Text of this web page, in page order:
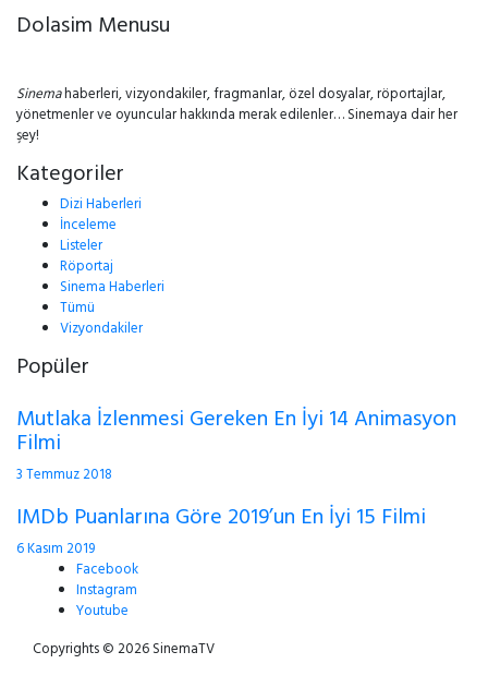
Dolasim Menusu
Sinemahaberleri, vizyondakiler, fragmanlar, özel dosyalar, röportajlar,
yönetmenler ve oyuncular hakkında merak edilenler… Sinemaya dair her
şey!
Kategoriler
Dizi Haberleri
İnceleme
Listeler
Röportaj
Sinema Haberleri
Tümü
Vizyondakiler
Popüler
Mutlaka İzlenmesi Gereken En İyi 14 Animasyon
Filmi
3 Temmuz 2018
IMDb Puanlarına Göre 2019’un En İyi 15 Filmi
6 Kasım 2019
Facebook
Instagram
Youtube
Copyrights © 2026 SinemaTV